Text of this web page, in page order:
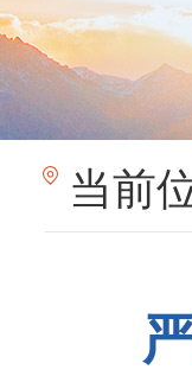
当前